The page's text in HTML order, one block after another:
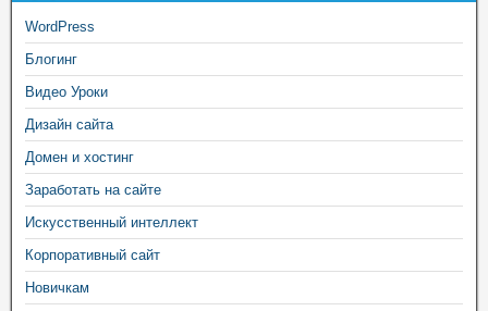
WordPress
Блогинг
Видео Уроки
Дизайн сайта
Домен и хостинг
Заработать на сайте
Искусственный интеллект
Корпоративный сайт
Новичкам